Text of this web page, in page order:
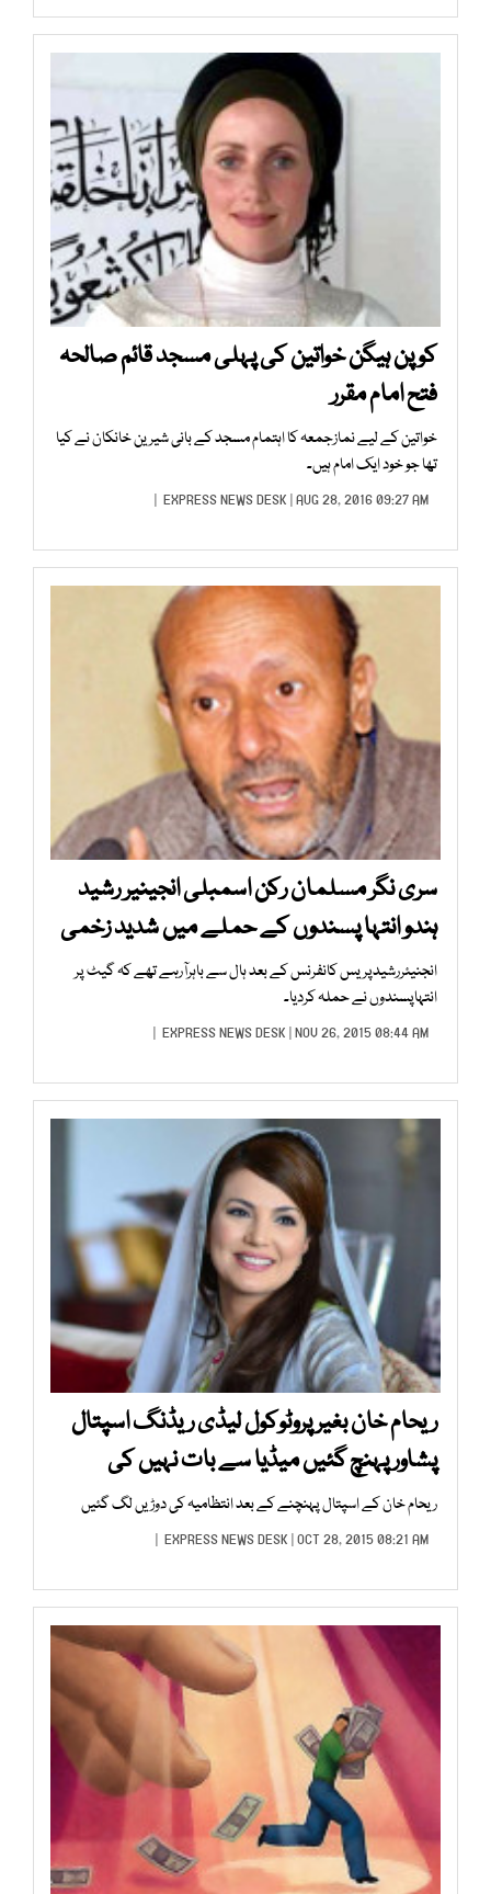
کوپن ہیگن خواتین کی پہلی مسجد قائم صالحہ
فتح امام مقرر
خواتین کے لیے نمازجمعہ کا اہتمام مسجد کے بانی شیرین خانکان نے کیا
تھا جو خود ایک امام ہیں۔
EXPRESS NEWS DESK | AUG 28, 2016 09:27 AM |
سری نگر مسلمان رکن اسمبلی انجینیر رشید
ہندو انتہا پسندوں کے حملے میں شدید زخمی
انجنیئررشیدپریس کانفرنس کے بعد ہال سے باہرآرہے تھے کہ گیٹ پر
انتہاپسندوں نے حملہ کردیا۔
EXPRESS NEWS DESK | NOV 26, 2015 08:44 AM |
ریحام خان بغیر پروٹوکول لیڈی ریڈنگ اسپتال
پشاور پہنچ گئیں میڈیا سے بات نہیں کی
ریحام خان کے اسپتال پہنچنے کے بعد انتظامیہ کی دوڑیں لگ گئیں
EXPRESS NEWS DESK | OCT 28, 2015 08:21 AM |